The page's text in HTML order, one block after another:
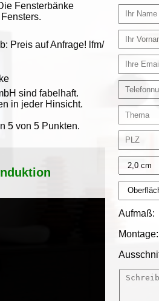
Fensterbänke
Preis auf Anfrage! lfm/
sind fabelhaft.
in jeder Hinsicht.
5 von 5 Punkten.
Aufmaß:
Montage: